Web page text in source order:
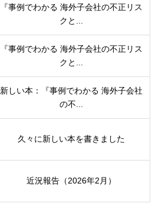
『事例でわかる 海外子会社の不正リス
クと...
『事例でわかる 海外子会社の不正リス
クと...
新しい本：『事例でわかる 海外子会社
の不...
久々に新しい本を書きました
近況報告（2026年2月）